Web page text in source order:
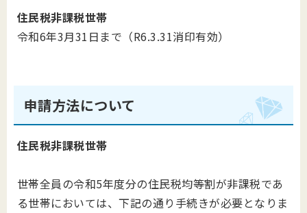
住民税非課税世帯
令和6年3月31日まで （R6.3.31消印有効）
申請方法について
住民税非課税世帯
世帯全員の令和5年度分の住民税均等割が非課税であ
る世帯においては、下記の通り手続きが必要となりま